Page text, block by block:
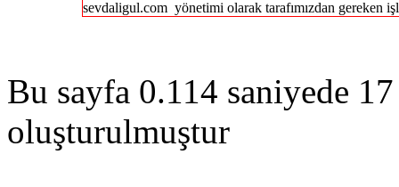
sevdaligul.com yönetimi olarak tarafımızdan gereken
Bu sayfa 0.114 saniyede
oluşturulmuştur